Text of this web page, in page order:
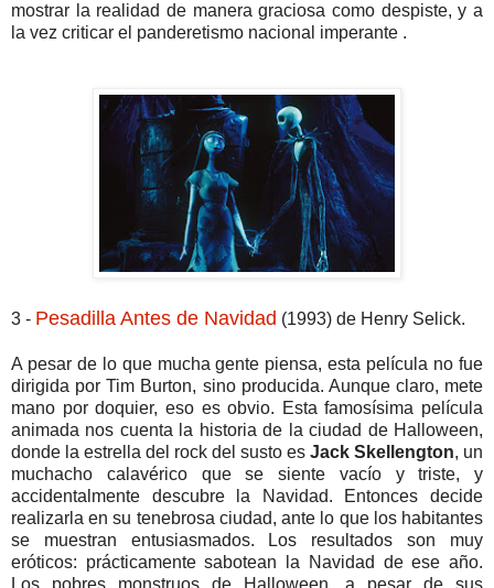
mostrar la realidad de manera graciosa como despiste, y a
la vez criticar el panderetismo nacional imperante .
3 - Pesadilla Antes de Navidad (1993) de Henry Selick.
A pesar de lo que mucha gente piensa, esta película no fue
dirigida por Tim Burton, sino producida. Aunque claro, mete
mano por doquier, eso es obvio. Esta famosísima película
animada nos cuenta la historia de la ciudad de Halloween,
donde la estrella del rock del susto es Jack Skellengton, un
muchacho calavérico que se siente vacío y triste, y
accidentalmente descubre la Navidad. Entonces decide
realizarla en su tenebrosa ciudad, ante lo que los habitantes
se muestran entusiasmados. Los resultados son muy
eróticos: prácticamente sabotean la Navidad de ese año.